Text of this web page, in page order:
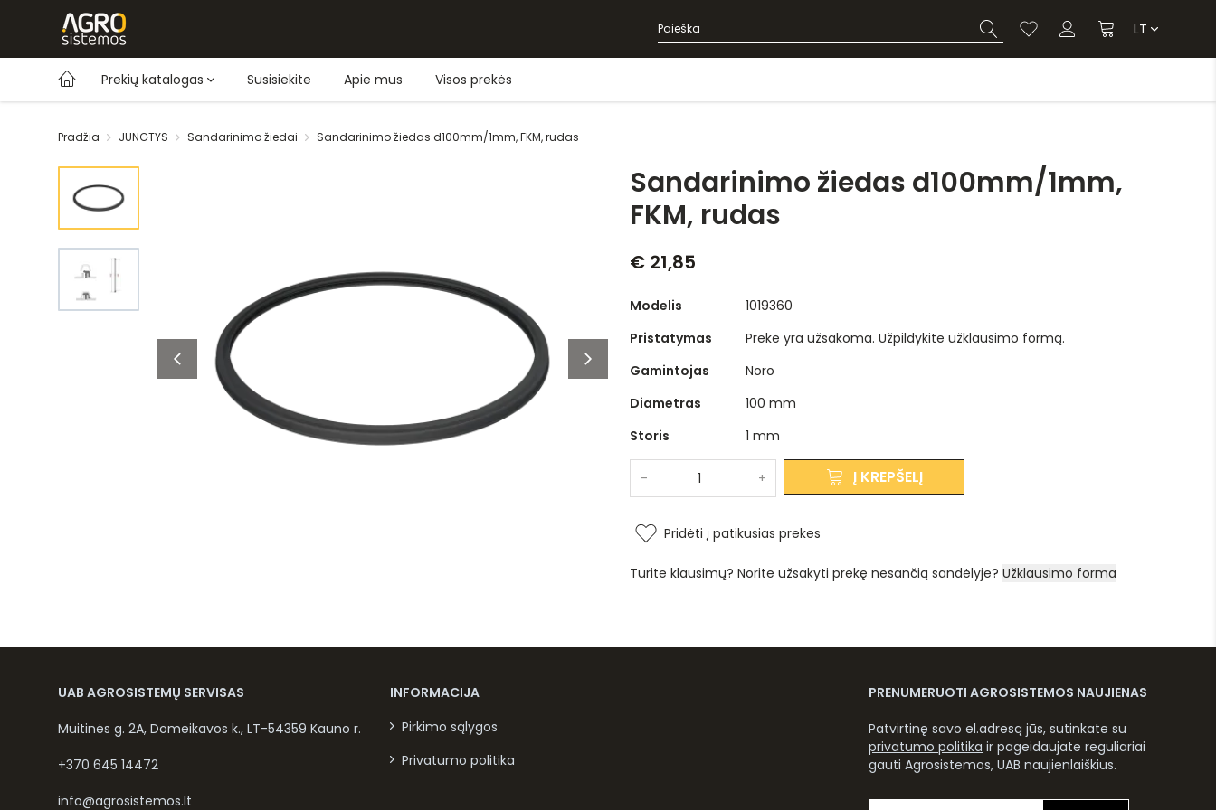
LT
Prekių katalogas Susisiekite Apie mus Visos prekės
Pradžia JUNGTYS Sandarinimo žiedai Sandarinimo žiedas d100mm/1mm, FKM, rudas
Sandarinimo žiedas d100mm/1mm,
FKM, rudas
€ 21,85
Modelis
1019360
Pristatymas
Prekė yra užsakoma. Užpildykite užklausimo formą.
Gamintojas
Noro
Diametras
100 mm
Storis
1 mm
- + Į KREPŠELĮ
Pridėti į patikusias prekes
Turite klausimų? Norite užsakyti prekę nesančią sandėlyje? Užklausimo forma
UAB AGROSISTEMŲ SERVISAS
Muitinės g. 2A, Domeikavos k., LT-54359 Kauno r.
+370 645 14472
info@agrosistemos.lt
INFORMACIJA
Pirkimo sąlygos
Privatumo politika
PRENUMERUOTI AGROSISTEMOS NAUJIENAS
Patvirtinę savo el.adresą jūs, sutinkate su
privatumo politika ir pageidaujate reguliariai
gauti Agrosistemos, UAB naujienlaiškius.